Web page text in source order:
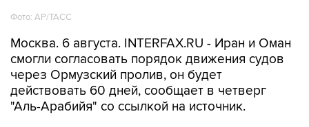
Фото: AP/ТАСС
Москва. 6 августа. INTERFAX.RU - Иран и Оман
смогли согласовать порядок движения судов
через Ормузский пролив, он будет
действовать 60 дней, сообщает в четверг
"Аль-Арабийя" со ссылкой на источник.